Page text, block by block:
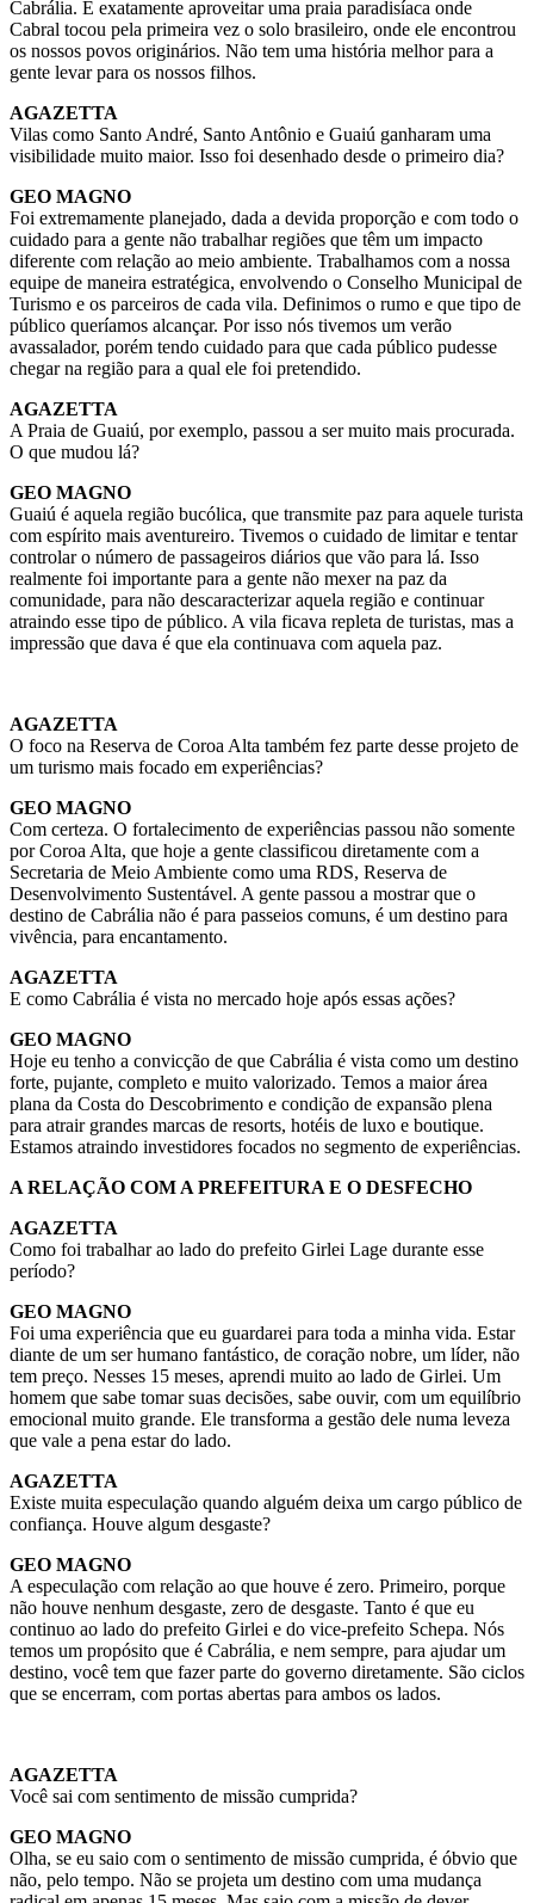
Cabrália. É exatamente aproveitar uma praia paradisíaca onde
Cabral tocou pela primeira vez o solo brasileiro, onde ele encontrou
os nossos povos originários. Não tem uma história melhor para a
gente levar para os nossos filhos.
AGAZETTA
Vilas como Santo André, Santo Antônio e Guaiú ganharam uma
visibilidade muito maior. Isso foi desenhado desde o primeiro dia?
GEO MAGNO
Foi extremamente planejado, dada a devida proporção e com todo o
cuidado para a gente não trabalhar regiões que têm um impacto
diferente com relação ao meio ambiente. Trabalhamos com a nossa
equipe de maneira estratégica, envolvendo o Conselho Municipal de
Turismo e os parceiros de cada vila. Definimos o rumo e que tipo de
público queríamos alcançar. Por isso nós tivemos um verão
avassalador, porém tendo cuidado para que cada público pudesse
chegar na região para a qual ele foi pretendido.
AGAZETTA
A Praia de Guaiú, por exemplo, passou a ser muito mais procurada.
O que mudou lá?
GEO MAGNO
Guaiú é aquela região bucólica, que transmite paz para aquele turista
com espírito mais aventureiro. Tivemos o cuidado de limitar e tentar
controlar o número de passageiros diários que vão para lá. Isso
realmente foi importante para a gente não mexer na paz da
comunidade, para não descaracterizar aquela região e continuar
atraindo esse tipo de público. A vila ficava repleta de turistas, mas a
impressão que dava é que ela continuava com aquela paz.
AGAZETTA
O foco na Reserva de Coroa Alta também fez parte desse projeto de
um turismo mais focado em experiências?
GEO MAGNO
Com certeza. O fortalecimento de experiências passou não somente
por Coroa Alta, que hoje a gente classificou diretamente com a
Secretaria de Meio Ambiente como uma RDS, Reserva de
Desenvolvimento Sustentável. A gente passou a mostrar que o
destino de Cabrália não é para passeios comuns, é um destino para
vivência, para encantamento.
AGAZETTA
E como Cabrália é vista no mercado hoje após essas ações?
GEO MAGNO
Hoje eu tenho a convicção de que Cabrália é vista como um destino
forte, pujante, completo e muito valorizado. Temos a maior área
plana da Costa do Descobrimento e condição de expansão plena
para atrair grandes marcas de resorts, hotéis de luxo e boutique.
Estamos atraindo investidores focados no segmento de experiências.
A RELAÇÃO COM A PREFEITURA E O DESFECHO
AGAZETTA
Como foi trabalhar ao lado do prefeito Girlei Lage durante esse
período?
GEO MAGNO
Foi uma experiência que eu guardarei para toda a minha vida. Estar
diante de um ser humano fantástico, de coração nobre, um líder, não
tem preço. Nesses 15 meses, aprendi muito ao lado de Girlei. Um
homem que sabe tomar suas decisões, sabe ouvir, com um equilíbrio
emocional muito grande. Ele transforma a gestão dele numa leveza
que vale a pena estar do lado.
AGAZETTA
Existe muita especulação quando alguém deixa um cargo público de
confiança. Houve algum desgaste?
GEO MAGNO
A especulação com relação ao que houve é zero. Primeiro, porque
não houve nenhum desgaste, zero de desgaste. Tanto é que eu
continuo ao lado do prefeito Girlei e do vice-prefeito Schepa. Nós
temos um propósito que é Cabrália, e nem sempre, para ajudar um
destino, você tem que fazer parte do governo diretamente. São ciclos
que se encerram, com portas abertas para ambos os lados.
AGAZETTA
Você sai com sentimento de missão cumprida?
GEO MAGNO
Olha, se eu saio com o sentimento de missão cumprida, é óbvio que
não, pelo tempo. Não se projeta um destino com uma mudança